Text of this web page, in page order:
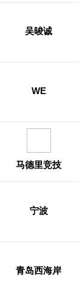
吴晙诚
WE
马德里竞技
宁波
青岛西海岸